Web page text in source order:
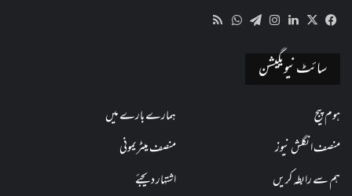
Facebook
X
LinkedIn
Instagram
Telegram
WhatsApp
سائٹ نیویگیشن
ہوم پیج
ہمارے بارے میں
منصف انگلش نیوز
منصف میٹریمونی
ہم سے رابطہ کریں
اشتہار دیجئے